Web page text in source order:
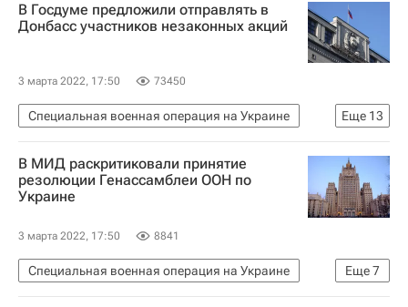
В Госдуме предложили отправлять в
Донбасс участников незаконных акций
3 марта 2022, 17:50 73450
Еще 13
Специальная военная операция на Украине
Донбасс
Госдума РФ
Украина
Ярослав Нилов
Россия
Андрей Луговой
Общество
Вооруженные силы РФ
ЛДПР
Ситуация в ДНР и ЛНР
Донецкая Народная Республика
Луганская Народная Республика
В МИД раскритиковали принятие
резолюции Генассамблеи ООН по
Украине
3 марта 2022, 17:50 8841
Еще7
Специальная военная операция на Украине
В мире
Россия Украина
ООН